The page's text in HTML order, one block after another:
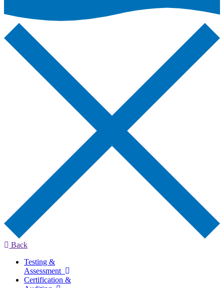
Back
Testing &
Assessment
Certification &